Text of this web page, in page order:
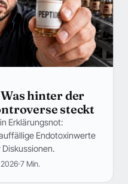
hinter der
steckt
Erklärungsnot:
Endotoxinwerte
7 Min.